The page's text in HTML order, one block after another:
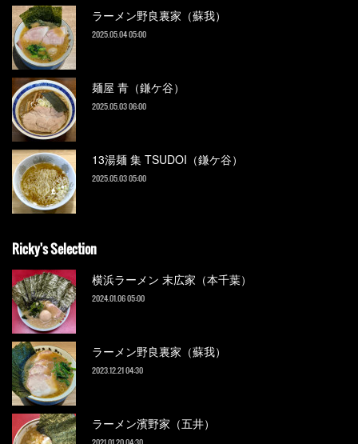
ラーメン野良裏家（蘇我）
2025.05.04 05:00
麺屋 青（鎌ケ谷）
2025.05.03 06:00
13湯麺 集 TSUDOI（鎌ケ谷）
2025.05.03 05:00
Ricky's Selection
横浜ラーメン 末広家（本千葉）
2024.01.06 05:00
ラーメン野良裏家（蘇我）
2023.12.21 04:30
ラーメン濱野家（五井）